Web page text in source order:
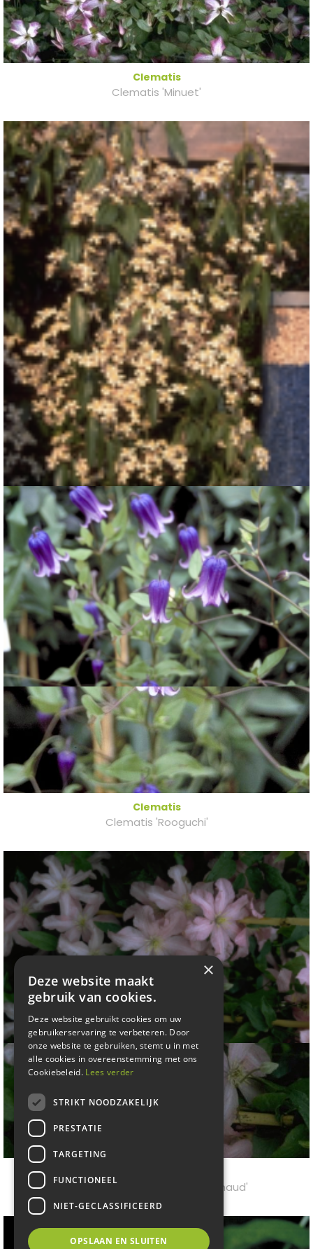
Clematis
Clematis 'Minuet'
Clematis
Clematis armandii 'Apple Blossom'
Clematis
Clematis 'Rooguchi'
Clematis 'Comtesse de Bouchaud'
×
Deze website maakt
gebruik van cookies.
Deze website gebruikt cookies om uw
gebruikerservaring te verbeteren. Door
onze website te gebruiken, stemt u in met
alle cookies in overeenstemming met ons
Cookiebeleid. Lees verder
STRIKT NOODZAKELIJK
PRESTATIE
TARGETING
FUNCTIONEEL
NIET-GECLASSIFICEERD
OPSLAAN EN SLUITEN